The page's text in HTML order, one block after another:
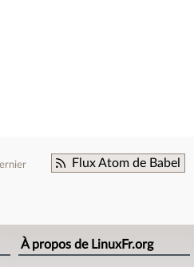
Flux Atom de Babel
À propos de LinuxFr.org